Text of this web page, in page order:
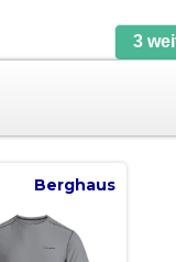
3
Berghaus